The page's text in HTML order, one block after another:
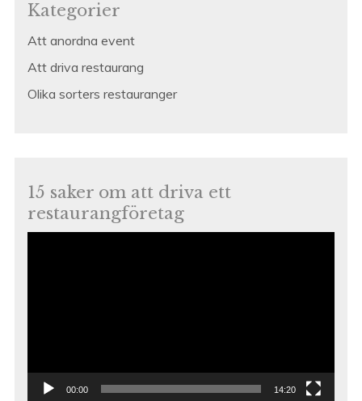
Kategorier
Att anordna event
Att driva restaurang
Olika sorters restauranger
15 saker om att driva ett
restaurangföretag
00:00 14:20